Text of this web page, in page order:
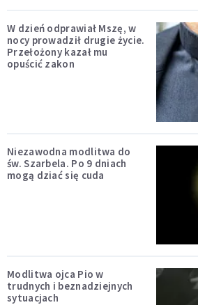
W dzień odprawiał Mszę, w
nocy prowadził drugie życie.
Przełożony kazał mu
opuścić zakon
Niezawodna modlitwa do
św. Szarbela. Po 9 dniach
mogą dziać się cuda
Modlitwa ojca Pio w
trudnych i beznadziejnych
sytuacjach